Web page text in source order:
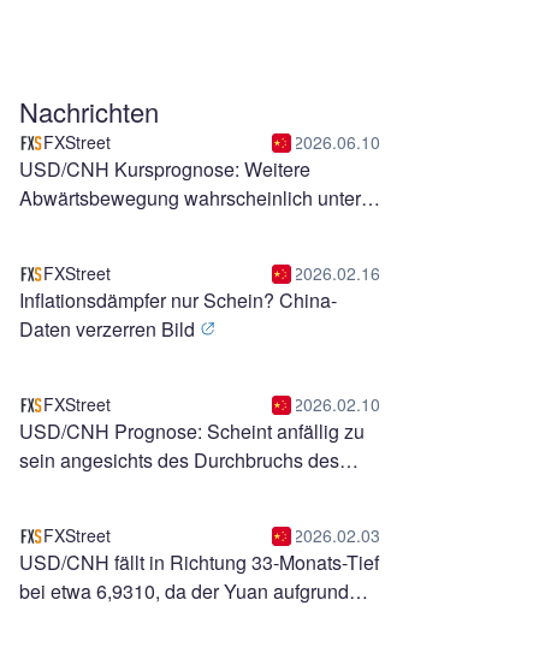
Nachrichten
FXStreet 2026.06.10
USD/CNH Kursprognose: Weitere
Abwärtsbewegung wahrscheinlich unter
FXStreet 2026.02.16
Inflationsdämpfer nur Schein? China-
Daten verzerren Bild
FXStreet 2026.02.10
USD/CNH Prognose: Scheint anfällig zu
sein angesichts des Durchbruchs des
FXStreet 2026.02.03
USD/CNH fällt in Richtung 33-Monats-Tief
bei etwa 6,9310, da der Yuan aufgrund